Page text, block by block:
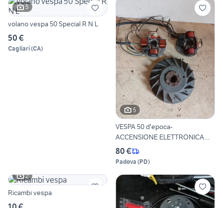
5
volano vespa 50 Special R N L
50 €
Cagliari(CA)
5
VESPA 50 d'epoca-
ACCENSIONE ELETTRONICA
CONO 20
80 €
Padova (PD)
2
Ricambi vespa